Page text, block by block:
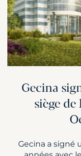
Gecina
siège
Gecina a signé